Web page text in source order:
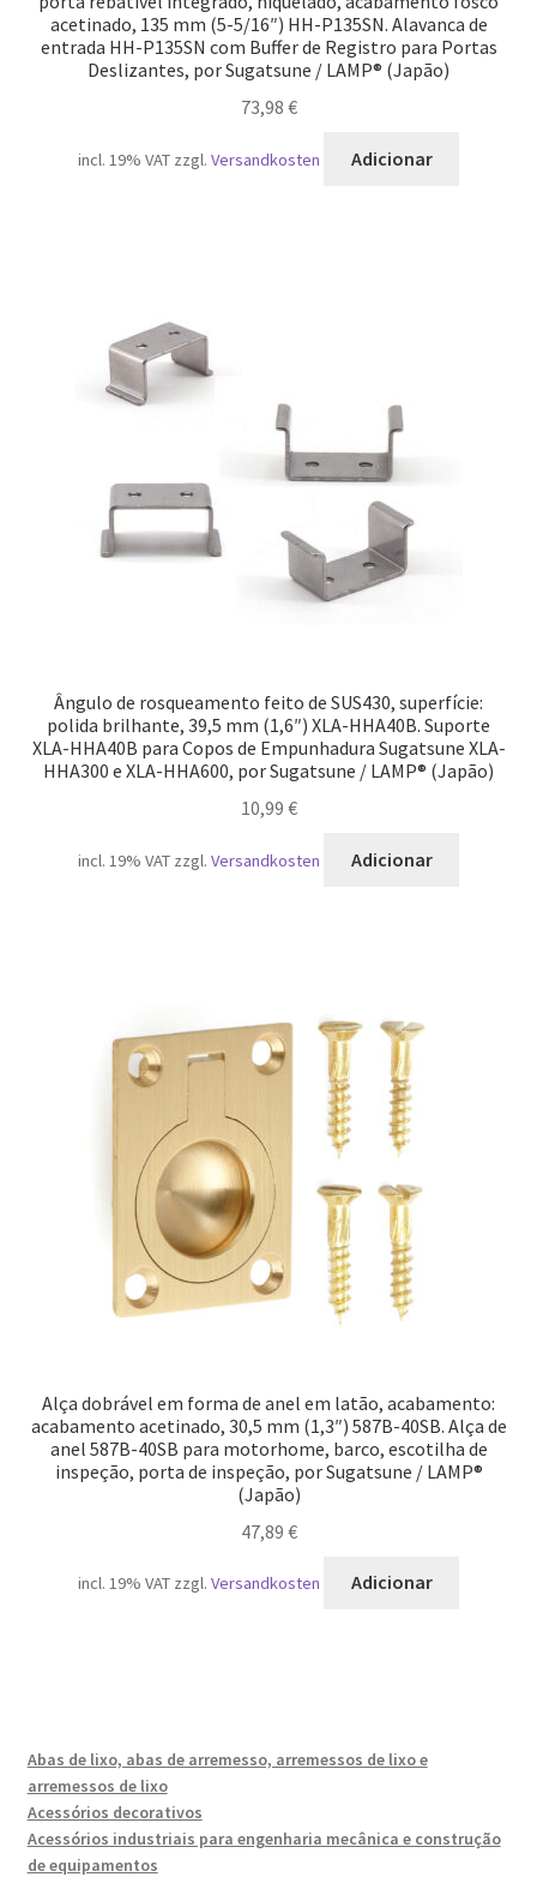
acetinado, 135 mm (5-5/16″) HH-P135SN. Alavanca de
entrada HH-P135SN com Buffer de Registro para Portas
Deslizantes, por Sugatsune / LAMP® (Japão)
73,98 €
incl. 19% VAT zzgl. Versandkosten Adicionar
Ângulo de rosqueamento feito de SUS430, superfície:
polida brilhante, 39,5 mm (1,6″) XLA-HHA40B. Suporte
XLA-HHA40B para Copos de Empunhadura Sugatsune XLA-
HHA300 e XLA-HHA600, por Sugatsune / LAMP® (Japão)
10,99 €
incl. 19% VAT zzgl. Versandkosten Adicionar
Alça dobrável em forma de anel em latão, acabamento:
acabamento acetinado, 30,5 mm (1,3″) 587B-40SB. Alça de
anel 587B-40SB para motorhome, barco, escotilha de
inspeção, porta de inspeção, por Sugatsune / LAMP®
(Japão)
47,89 €
incl. 19% VAT zzgl. Versandkosten Adicionar
Abas de lixo, abas de arremesso, arremessos de lixo e
arremessos de lixo
Acessórios decorativos
Acessórios industriais para engenharia mecânica e construção
de equipamentos